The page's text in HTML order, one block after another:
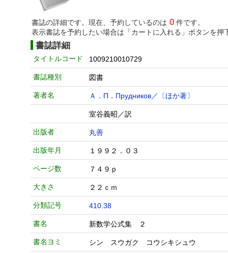
書誌の詳細です。現在、予約しているのは 0 件です。
表示書誌を予約したい場合は「カートに入れる」ボタンを押
書誌詳細
タイトルコード 1009210010729
書誌種別 図書
著者名 Ａ．П．Прудников／〔ほか著〕
室谷義昭／訳
出版者 丸善
出版年月 １９９２．０３
ページ数 ７４９ｐ
大きさ ２２ｃｍ
分類記号 410.38
書名 新数学公式集 ２
書名ヨミ シン スウガク コウシキシュウ